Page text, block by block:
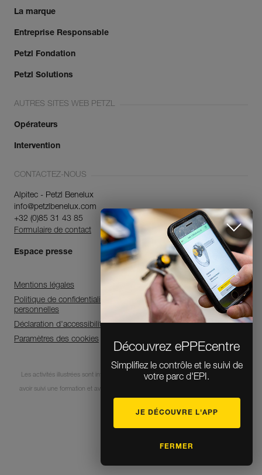
Découvrez ePPEcentre
Simplifiez le contrôle et le suivi de
votre parc d'EPI.
JE DÉCOUVRE L'APP
FERMER
La marque
Entreprise Responsable
Petzl Fondation
Petzl Solutions
AUTRES SITES WEB PETZL
Opérateurs
Intervention
CONTACTEZ-NOUS
Alpitec - Petzl Benelux
info@petzlbenelux.com
+32 (0)85 31 43 85
Formulaire de contact
Espace presse
Mentions légales
Politique de confidentialité et de traitement des données
personnelles
Déclaration d'accessibilité
Paramètres des cookies
Les activités illustrées sont intrinsèquement dangereuses. Chaque utilisateur doit
avoir suivi une formation et avoir des compétences pour l’usage des équipements